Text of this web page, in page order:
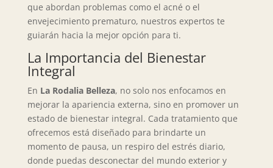
que abordan problemas como el acné o el
envejecimiento prematuro, nuestros expertos te
guiarán hacia la mejor opción para ti.
La Importancia del Bienestar
Integral
En La Rodalia Belleza, no solo nos enfocamos en
mejorar la apariencia externa, sino en promover un
estado de bienestar integral. Cada tratamiento que
ofrecemos está diseñado para brindarte un
momento de pausa, un respiro del estrés diario,
donde puedas desconectar del mundo exterior y